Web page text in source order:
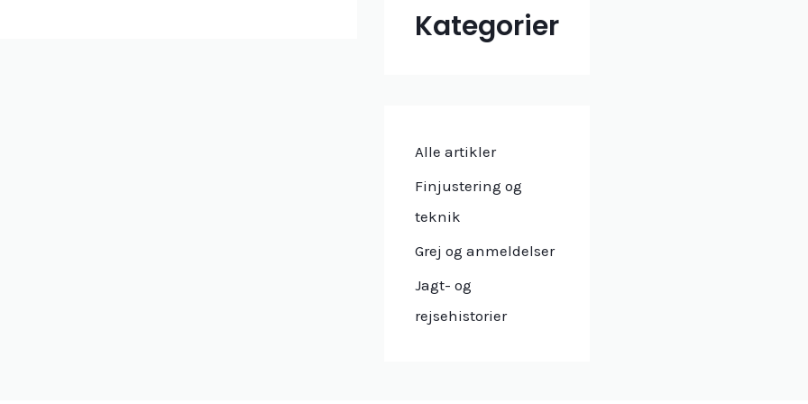
Kategorier
Alle artikler
Finjustering og
teknik
Grej og anmeldelser
Jagt- og
rejsehistorier